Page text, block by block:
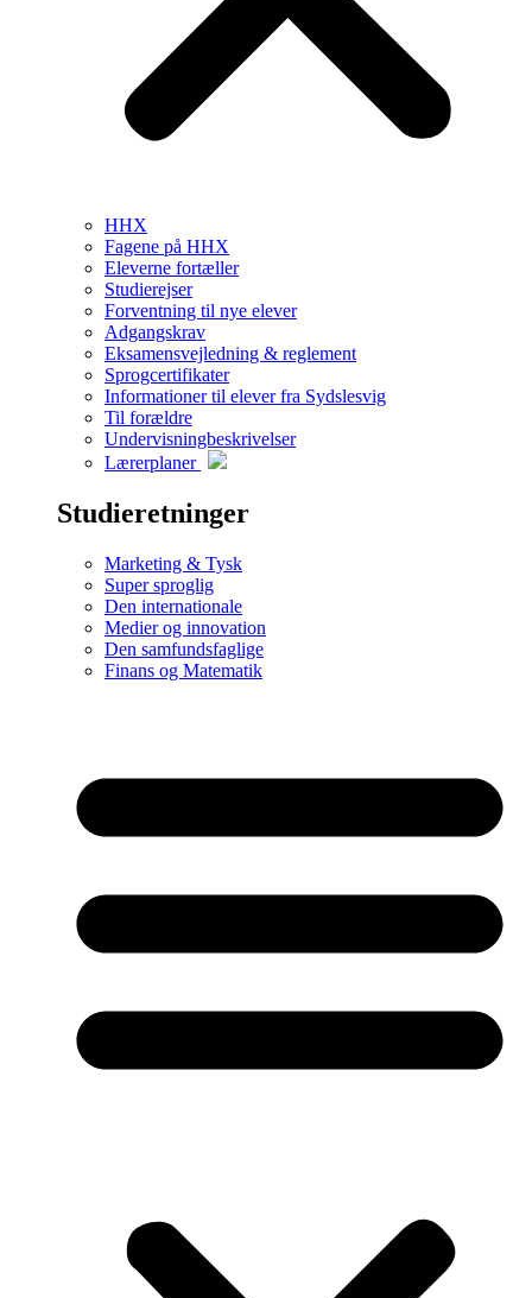
HHX
Fagene på HHX
Eleverne fortæller
Studierejser
Forventning til nye elever
Adgangskrav
Eksamensvejledning & reglement
Sprogcertifikater
Informationer til elever fra Sydslesvig
Til forældre
Undervisningbeskrivelser
Lærerplaner
Studieretninger
Marketing & Tysk
Super sproglig
Den internationale
Medier og innovation
Den samfundsfaglige
Finans og Matematik